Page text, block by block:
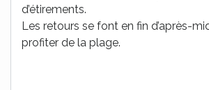
d’étirements.
Les retours se font en fin d’après-
profiter de la plage.